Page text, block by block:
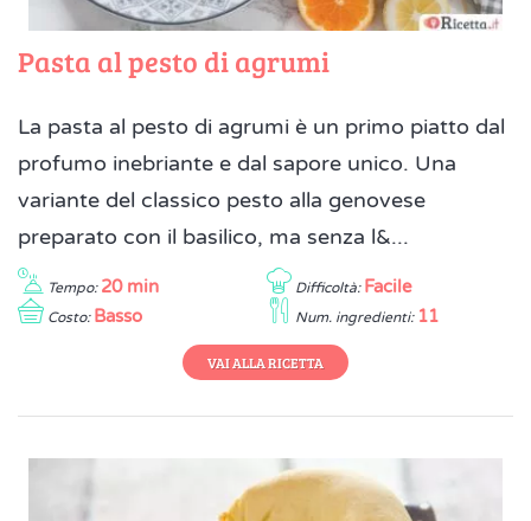
Pasta al pesto di agrumi
La pasta al pesto di agrumi è un primo piatto dal
profumo inebriante e dal sapore unico. Una
variante del classico pesto alla genovese
preparato con il basilico, ma senza l&...
Tempo: 20 min Difficoltà: Facile
Costo: Basso Num. ingredienti: 11
VAI ALLA RICETTA